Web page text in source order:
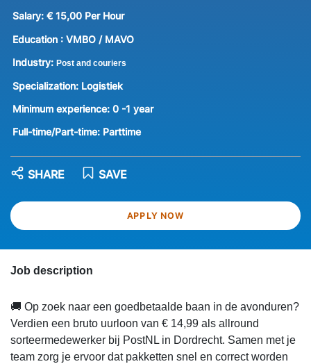
Salary: € 15,00 Per Hour
Education : VMBO / MAVO
Industry: Post and couriers
Specialization: Logistiek
Minimum experience: 0 -1 year
Full-time/Part-time: Parttime
APPLY NOW
SAVE
SHARE
Job description
🚚 Op zoek naar een goedbetaalde baan in de avonduren?
Verdien een bruto uurloon van € 14,99 als allround
sorteermedewerker bij PostNL in Dordrecht. Samen met je
team zorg je ervoor dat pakketten snel en correct worden